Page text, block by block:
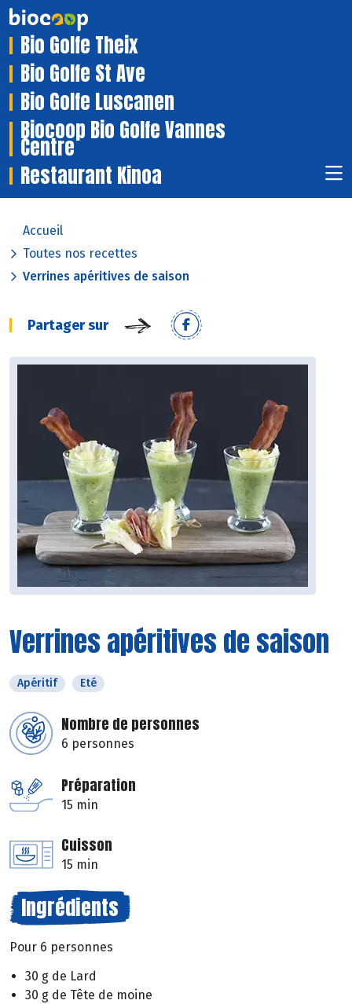
Bio Golfe Theix
Bio Golfe St Ave
Bio Golfe Luscanen
Biocoop Bio Golfe Vannes
Centre
Restaurant Kinoa
Accueil
Toutes nos recettes
Verrines apéritives de saison
Partager sur
Verrines apéritives de saison
Apéritif Eté
Nombre de personnes
6 personnes
Préparation
15 min
Cuisson
15 min
Ingrédients
Pour 6 personnes
30 g de Lard
30 g de Tête de moine